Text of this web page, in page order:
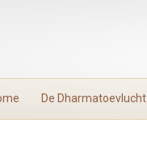
De Dharmatoevlucht